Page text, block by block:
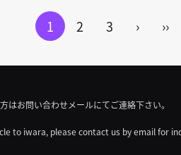
1 2 3 › ››
はお問い合わせメールにてご連絡下さい。
to iwara, please contact us by email for